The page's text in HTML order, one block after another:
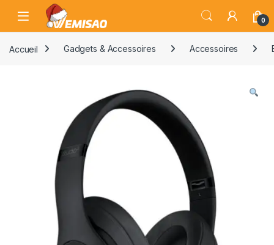
Skip to navigation
Skip to content
Open 0
Accueil Gadgets & Accessoires Accessoires